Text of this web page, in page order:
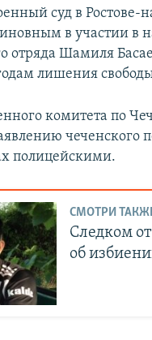
суд в Ростове-
в участии в
отряда Шамиля
лишения
комитета по
полицейскими.
СМОТРИ
Следком
об